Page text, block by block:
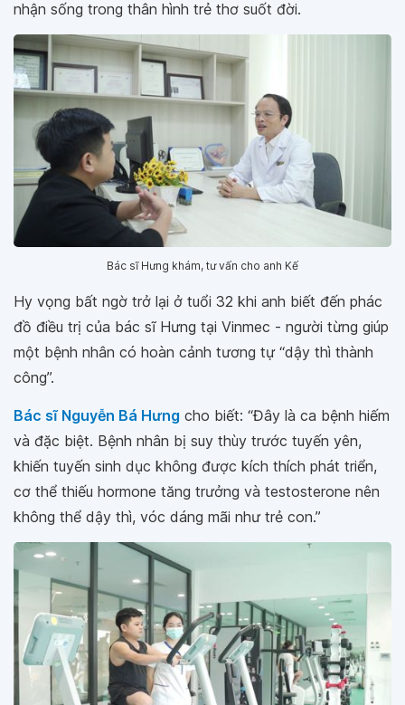
nhận sống trong thân hình trẻ thơ suốt đời.
Bác sĩ Hưng khám, tư vấn cho anh Kế
Hy vọng bất ngờ trở lại ở tuổi 32 khi anh biết đến phác
đồ điều trị của bác sĩ Hưng tại Vinmec - người từng giúp
một bệnh nhân có hoàn cảnh tương tự “dậy thì thành
công”.
Bác sĩ Nguyễn Bá Hưng cho biết: “Đây là ca bệnh hiếm
và đặc biệt. Bệnh nhân bị suy thùy trước tuyến yên,
khiến tuyến sinh dục không được kích thích phát triển,
cơ thể thiếu hormone tăng trưởng và testosterone nên
không thể dậy thì, vóc dáng mãi như trẻ con.”